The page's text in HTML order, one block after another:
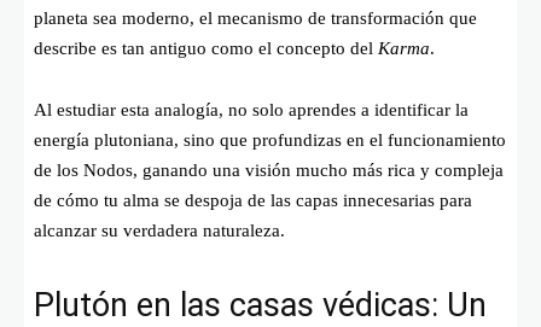
planeta sea moderno, el mecanismo de transformación que
describe es tan antiguo como el concepto del Karma.
Al estudiar esta analogía, no solo aprendes a identificar la
energía plutoniana, sino que profundizas en el funcionamiento
de los Nodos, ganando una visión mucho más rica y compleja
de cómo tu alma se despoja de las capas innecesarias para
alcanzar su verdadera naturaleza.
Plutón en las casas védicas: Un